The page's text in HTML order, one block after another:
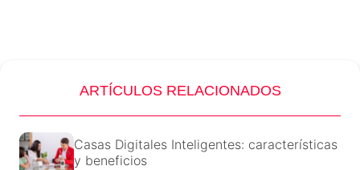
ARTÍCULOS RELACIONADOS
Casas Digitales Inteligentes: características
y beneficios